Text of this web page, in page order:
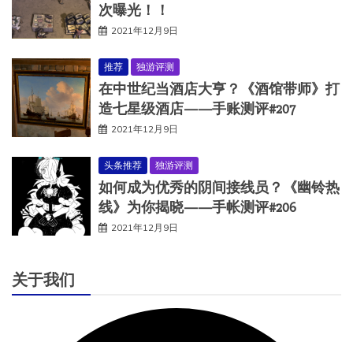
次曝光！！
2021年12月9日
推荐 独游评测
在中世纪当酒店大亨？《酒馆带师》打
造七星级酒店——手账测评#207
2021年12月9日
头条推荐 独游评测
如何成为优秀的阴间接线员？《幽铃热
线》为你揭晓——手帐测评#206
2021年12月9日
关于我们